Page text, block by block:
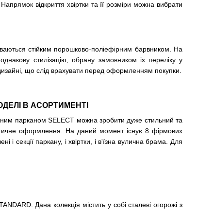
відкриття хвіртки та її розміри можна вибрати
стійким порошково-поліефірним барвником. На
стилізацію, обрану замовником із переліку у
що слід врахувати перед оформленням покупки.
В АСОРТИМЕНТІ
парканом SELECT можна зробити дуже стильний та
оформлення. На даний момент існує 8 фірмових
і секції паркану, і хвіртки, і в'їзна вулична брама. Для
Дана колекція містить у собі сталеві огорожі з